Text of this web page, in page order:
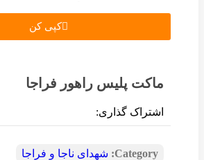
کپی کن
ماکت پلیس راهور فراجا
اشتراک گذاری:
Category: شهدای ناجا و فراجا